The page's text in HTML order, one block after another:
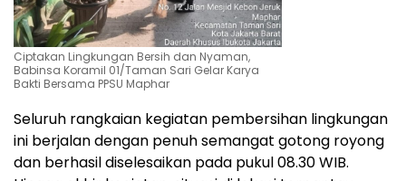
Ciptakan Lingkungan Bersih dan Nyaman,
Babinsa Koramil 01/Taman Sari Gelar Karya
Bakti Bersama PPSU Maphar
Seluruh rangkaian kegiatan pembersihan lingkungan
ini berjalan dengan penuh semangat gotong royong
dan berhasil diselesaikan pada pukul 08.30 WIB.